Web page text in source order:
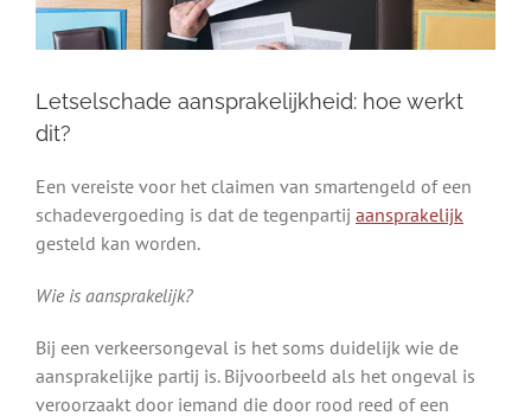
Letselschade aansprakelijkheid: hoe werkt
dit?
Een vereiste voor het claimen van smartengeld of een
schadevergoeding is dat de tegenpartij aansprakelijk
gesteld kan worden.
Wie is aansprakelijk?
Bij een verkeersongeval is het soms duidelijk wie de
aansprakelijke partij is. Bijvoorbeeld als het ongeval is
veroorzaakt door iemand die door rood reed of een